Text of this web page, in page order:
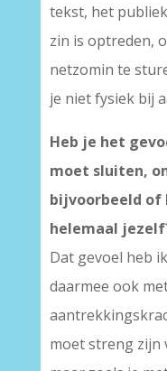
tekst, het
zin is optreden,
netzomin te
je niet fysiek bij
Heb je het
moet sluiten,
bijvoorbeeld of
helemaal
Dat gevoel heb
daarmee ook
moet streng zijn